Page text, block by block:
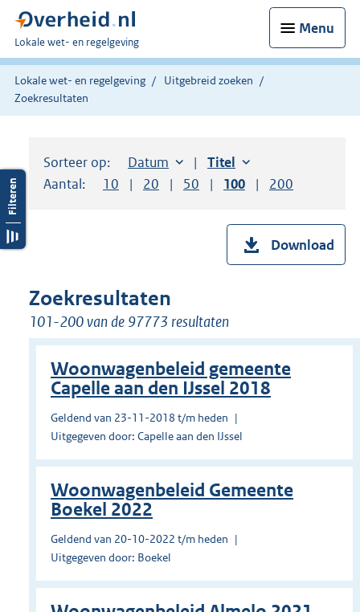
Menu
U
bent
hier:
Lokale wet- en regelgeving
Lokale wet- en regelgeving
Uitgebreid zoeken
Zoekresultaten
Sorteer op: Sorteer op:
Datum aflopendSorteer op:
Titel oplopend
Aantal:
Toon
10 resultaten per pagina
Toon
20 resultaten per pagina
Toon
50 resultaten per pagina
Toon
100 resultaten per
Toon
200
Download
Zoekresultaten
101-200 van de 97773 resultaten
Woonwagenbeleid gemeente
Capelle aan den IJssel 2018
Geldend van 23-11-2018 t/m heden
Uitgegeven door: Capelle aan den IJssel
Woonwagenbeleid Gemeente
Boekel 2022
Geldend van 20-10-2022 t/m heden
Uitgegeven door: Boekel